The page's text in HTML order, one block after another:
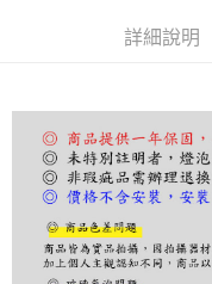
３．安心：先確認商品／服
２．訂單成立數日內，您將
３．收到繳費通知簡訊後14
ATM／網路銀行／等多元方
※ 請注意：結帳手續完成當
購買商品的店家。未經商家
後付繳納相關費用。
※ 交易是否成功請以「
詳細說明